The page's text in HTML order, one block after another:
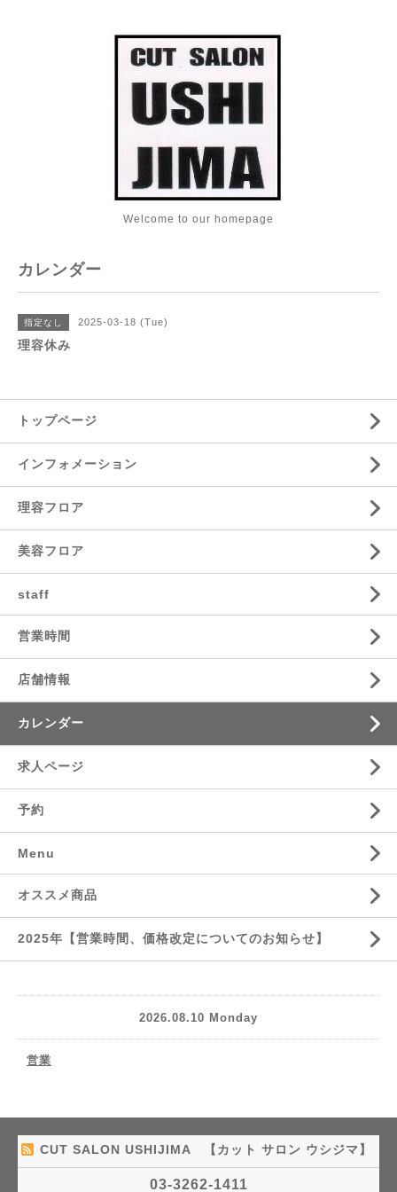
Welcome to our homepage
カレンダー
指定なし 2025-03-18 (Tue)
理容休み
トップページ
インフォメーション
理容フロア
美容フロア
staff
営業時間
店舗情報
カレンダー
求人ページ
予約
Menu
オススメ商品
2025年【営業時間、価格改定についてのお知らせ】
2026.08.10 Monday
営業
CUT SALON USHIJIMA 【カット サロン ウシジマ】
03-3262-1411